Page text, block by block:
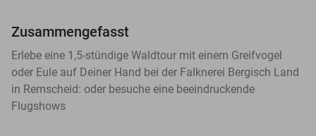
Zusammengefasst
Erlebe eine 1,5-stündige Waldtour mit einem Greifvogel
oder Eule auf Deiner Hand bei der Falknerei Bergisch Land
in Remscheid: oder besuche eine beeindruckende
Flugshows